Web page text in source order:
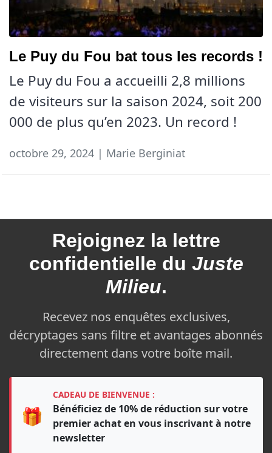
Le Puy du Fou bat tous les records !
Le Puy du Fou a accueilli 2,8 millions
de visiteurs sur la saison 2024, soit 200
000 de plus qu’en 2023. Un record !
octobre 29, 2024 | Marie Berginiat
Rejoignez la lettre
confidentielle du Juste
Milieu.
Recevez nos enquêtes exclusives,
décryptages sans filtre et avantages abonnés
directement dans votre boîte mail.
🎁
CADEAU DE BIENVENUE :
Bénéficiez de 10% de réduction sur votre
premier achat en vous inscrivant à notre
newsletter